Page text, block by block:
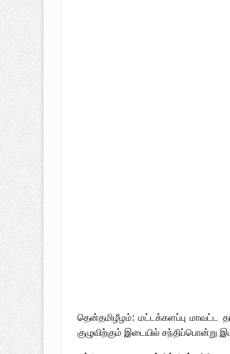
தென்தமிழீழம்: மட்டக்களப்பு மாவட்ட
குழுவிற்கும் இடையில் சந்திப்பொன்று